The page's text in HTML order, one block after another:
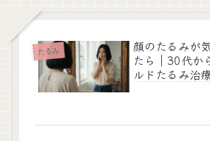
たるみ
顔のたるみが
たら｜30代か
ルドたるみ治